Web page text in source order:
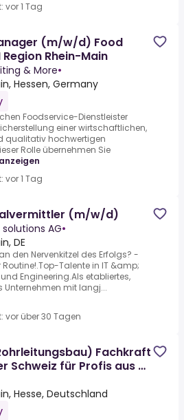
vor 1 Tag
(m/w/d) Food
Rhein-Main
& More•
Hessen, Germany
Foodservice-Dienstleister
einer wirtschaftlichen,
qualitativ hochwertigen
Rolle übernehmen Sie
vor 1 Tag
(m/w/d)
solutions AG•
DE
den Nervenkitzel des Erfolgs? -
Routine!.Top-Talente in IT &amp;
und Engineering.Als etabliertes,
mit langj...
vor über 30 Tagen
Fachkraft
Schweiz für Profis aus DE
Hesse, Deutschland